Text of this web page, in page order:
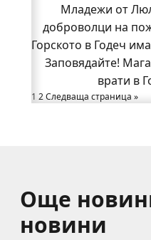
150 декара гори,
Годеч, десетки
битката с
Полицията влиза в
Възможни са
от
Младежи от
доброволци на
Горското в Годеч
Заповядайте!
врати в
1 2Следваща страница »
Още
новини